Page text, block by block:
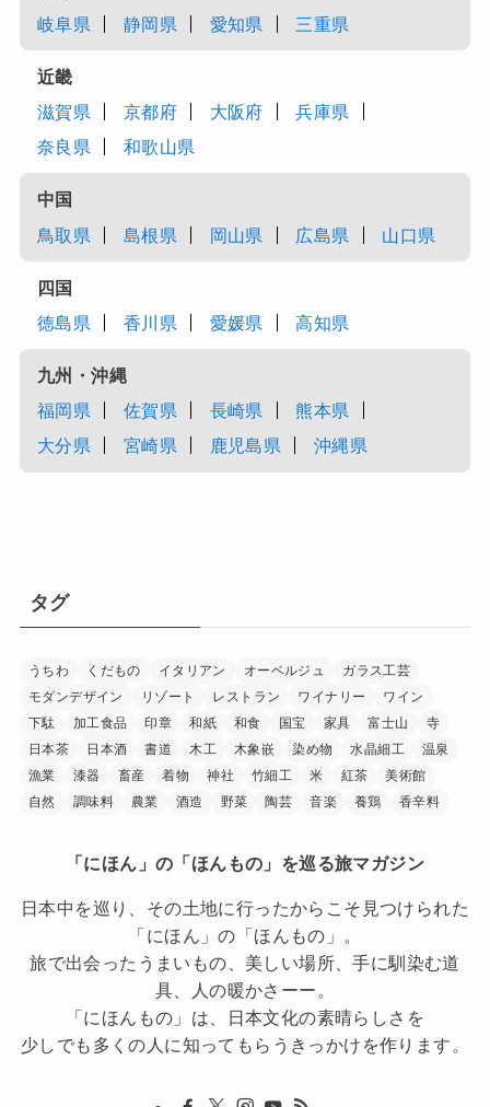
岐阜県
静岡県 愛知県 三重県
近畿
滋賀県
京都府 大阪府
兵庫県
奈良県
和歌山県
中国
鳥取県
島根県 岡山県 広島県 山口県
四国
徳島県
香川県 愛媛県 高知県
九州・沖縄
福岡県
佐賀県 長崎県
熊本県
大分県
宮崎県 鹿児島県 沖縄県
タグ
うちわ くだもの イタリアン オーベルジュ
ガラス工芸
モダンデザイン
リゾート レストラン ワイナリー
ワイン
下駄
加工食品 印章 和紙 和食 国宝 家具 富士山
寺
日本茶
日本酒 書道 木工 木象嵌 染め物 水晶細工
温泉
漁業
漆器 畜産 着物 神社 竹細工 米 紅茶
美術館
自然
調味料 農業 酒造 野菜 陶芸 音楽 養鶏 香辛料
「にほん」の「ほんもの」を巡る旅マガジン
日本中を巡り、その土地に行ったからこそ見つけられた
「にほん」の「ほんもの」。
旅で出会ったうまいもの、美しい場所、手に馴染む道
具、人の暖かさーー。
「にほんもの」は、日本文化の素晴らしさを
少しでも多くの人に知ってもらうきっかけを作ります。